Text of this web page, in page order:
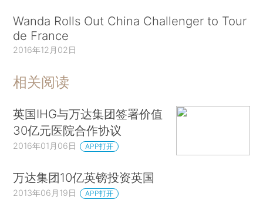
Wanda Rolls Out China Challenger to Tour
de France
2016年12月02日
相关阅读
英国IHG与万达集团签署价值
30亿元医院合作协议
2016年01月06日 APP打开
万达集团10亿英镑投资英国
2013年06月19日 APP打开